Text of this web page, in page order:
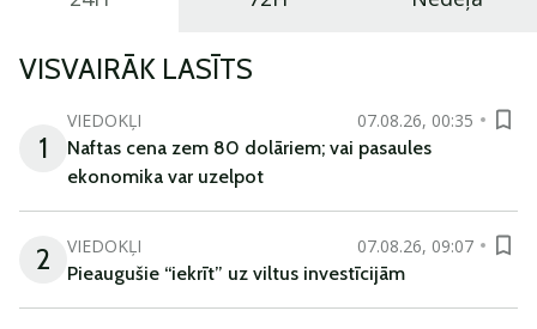
VISVAIRĀK LASĪTS
1
VIEDOKĻI
07.08.26, 00:35
Naftas cena zem 80 dolāriem; vai pasaules
ekonomika var uzelpot
2 VIEDOKĻI
07.08.26, 09:07
Pieaugušie “iekrīt” uz viltus investīcijām